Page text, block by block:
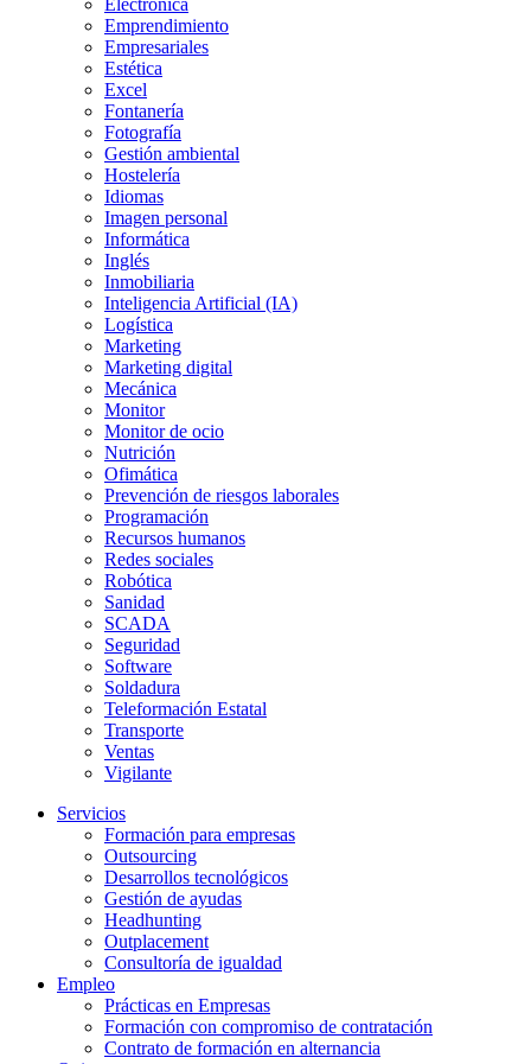
Electrónica
Emprendimiento
Empresariales
Estética
Excel
Fontanería
Fotografía
Gestión ambiental
Hostelería
Idiomas
Imagen personal
Informática
Inglés
Inmobiliaria
Inteligencia Artificial (IA)
Logística
Marketing
Marketing digital
Mecánica
Monitor
Monitor de ocio
Nutrición
Ofimática
Prevención de riesgos laborales
Programación
Recursos humanos
Redes sociales
Robótica
Sanidad
SCADA
Seguridad
Software
Soldadura
Teleformación Estatal
Transporte
Ventas
Vigilante
Servicios
Formación para empresas
Outsourcing
Desarrollos tecnológicos
Gestión de ayudas
Headhunting
Outplacement
Consultoría de igualdad
Empleo
Prácticas en Empresas
Formación con compromiso de contratación
Contrato de formación en alternancia